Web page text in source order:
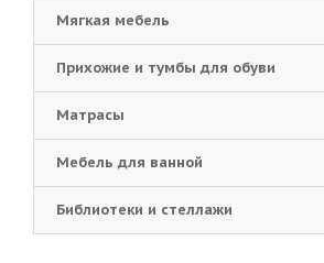
Мягкая мебель
Прихожие и тумбы для обуви
Матрасы
Мебель для ванной
Библиотеки и стеллажи